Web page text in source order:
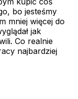
bo jesteśmy
mniej więcej do
jak
Co realnie
najbardziej